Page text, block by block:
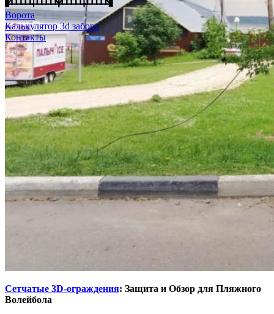
Ворота
Калькулятор 3d забора
Контакты
Сетчатые 3D-ограждения: Защита и Обзор для Пляжного
Волейбола